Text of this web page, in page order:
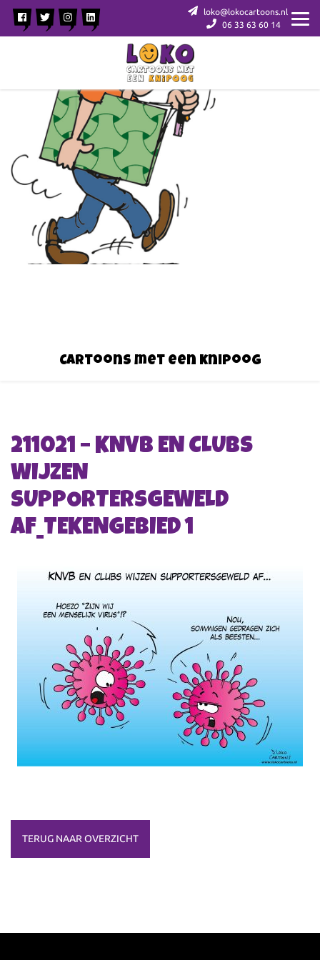
loko@lokocartoons.nl
06 33 63 60 14
Cartoons met een knipoog
211021 – KNVB EN CLUBS
WIJZEN
SUPPORTERSGEWELD
AF_TEKENGEBIED 1
TERUG NAAR OVERZICHT